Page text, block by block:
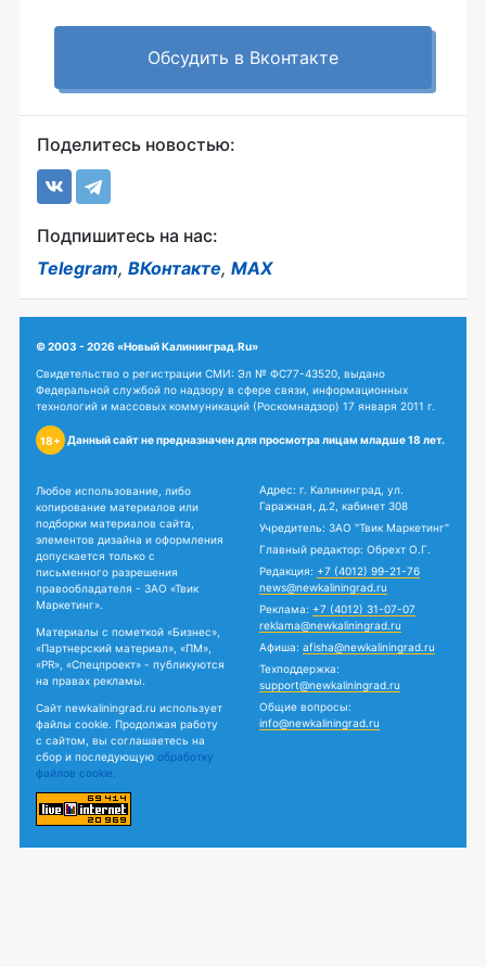
Обсудить в Вконтакте
Поделитесь новостью:
Подпишитесь на нас:
Telegram, ВКонтакте, MAX
© 2003 - 2026 «Новый Калининград.Ru»
Свидетельство о регистрации СМИ: Эл № ФС77-43520, выдано
Федеральной службой по надзору в сфере связи, информационных
технологий и массовых коммуникаций (Роскомнадзор) 17 января 2011 г.
18+ Данный сайт не предназначен для просмотра лицам младше 18 лет.
Любое использование, либо
копирование материалов или
подборки материалов сайта,
элементов дизайна и оформления
допускается только с
письменного разрешения
правообладателя - ЗАО «Твик
Маркетинг».
Материалы с пометкой «Бизнес»,
«Партнерский материал», «ПМ»,
«PR», «Спецпроект» - публикуются
на правах рекламы.
Сайт newkaliningrad.ru использует
файлы cookie. Продолжая работу
с сайтом, вы соглашаетесь на
сбор и последующую обработку
файлов cookie.
Адрес: г. Калининград, ул.
Гаражная, д.2, кабинет 308
Учредитель: ЗАО "Твик Маркетинг"
Главный редактор: Обрехт О.Г.
Редакция: +7 (4012) 99-21-76
news@newkaliningrad.ru
Реклама: +7 (4012) 31-07-07
reklama@newkaliningrad.ru
Афиша: afisha@newkaliningrad.ru
Техподдержка:
support@newkaliningrad.ru
Общие вопросы:
info@newkaliningrad.ru